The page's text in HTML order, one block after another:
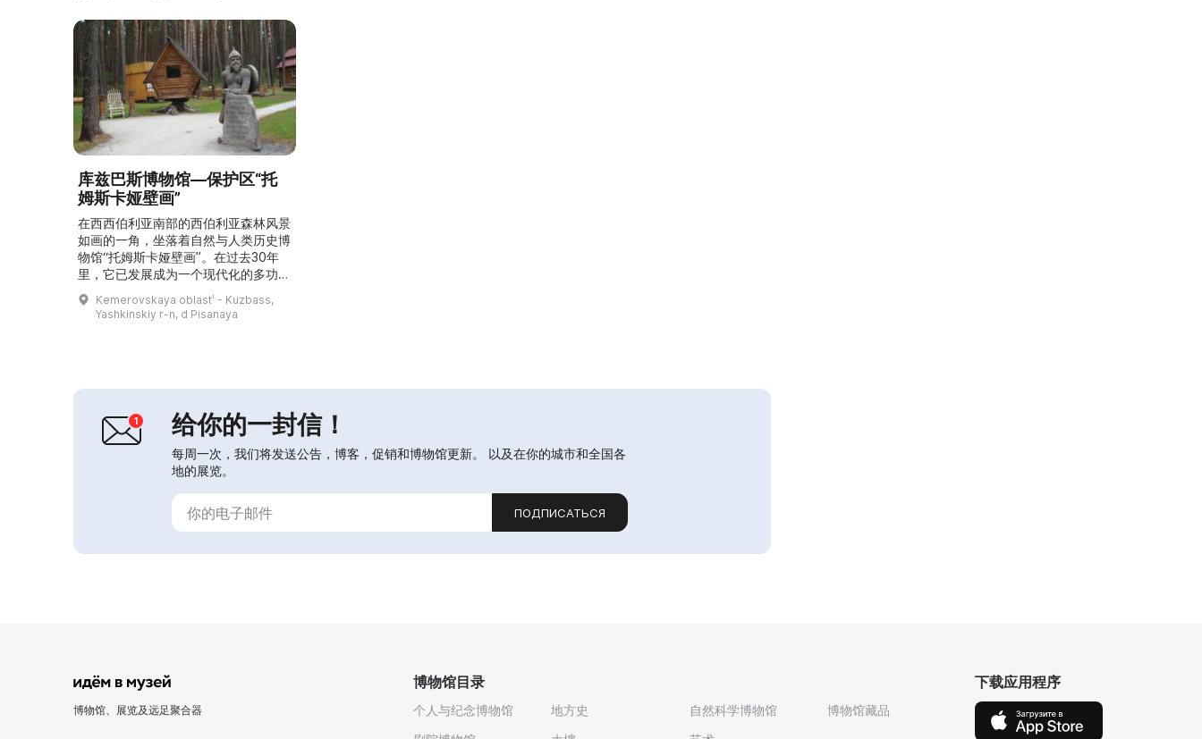
库兹巴斯博物馆—保护区“托
姆斯卡娅壁画”
在西西伯利亚南部的西伯利亚森林风景
如画的一角，坐落着自然与人类历史博
物馆“托姆斯卡娅壁画”。在过去30年
里，它已发展成为一个现代化的多功能
文化综合体，集博物馆特色、科研与文
化普及活动于一体，是库兹巴斯的骄
傲。博物馆的核心是古老的圣地“托姆
示区，可了解西伯利亚各民族的古代风
俗与传统，以及库兹巴斯的...
Kemerovskaya oblastʹ - Kuzbass,
Yashkinskiy r-n, d Pisanaya
给你的一封信！
每周一次，我们将发送公告，博客，促销和博物馆更新。 以及在你的城市和全国各
地的展览。
ПОДПИСАТЬСЯ
博物馆、展览及远足聚合器
博物馆目录
个人与纪念博物馆
地方史
自然科学博物馆
博物馆藏品
下载应用程序